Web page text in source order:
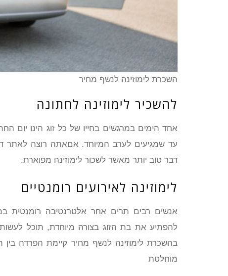
השכרת לימוזינה לנשף מחיר
להשכיר לימוזינה לחתונה
אחד הימים במרגשים בחייו של כל זוג הינו יום
עד שמגיעים לערב המיוחד. אםאתה רוצה לאתר
דבר טוב יותר מאשר לשכור לימוזינה מפוארת.
לימוזינה לאירועים רומנטיים
אנשים רבים תרים אחר אלטרנטיבה
להפתיע את בת הזוג בצורה מיוחדת, תוכל
בהשכרת לימוזינה לנשף מחיר קיימת הפרדה
מוחלטת